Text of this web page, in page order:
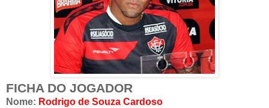
FICHA DO JOGADOR
Nome: Rodrigo de Souza Cardoso